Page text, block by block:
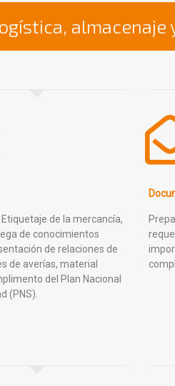
almacenaje
Etiquetaje de la mercancía,
de conocimientos
de relaciones de
de averías, material
del Plan Nacional
(PNS).